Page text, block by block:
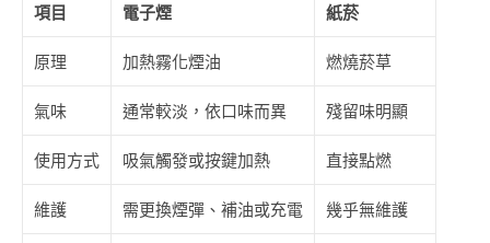
項目 電子煙 紙菸
原理 加熱霧化煙油 燃燒菸草
氣味 通常較淡，依口味而異 殘留味明顯
使用方式 吸氣觸發或按鍵加熱 直接點燃
維護 需更換煙彈、補油或充電 幾乎無維護